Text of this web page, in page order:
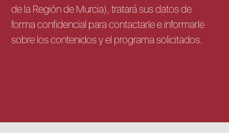
de la Región de Murcia), tratará sus datos de
forma confidencial para contactarle e informarle
sobre los contenidos y el programa solicitados.